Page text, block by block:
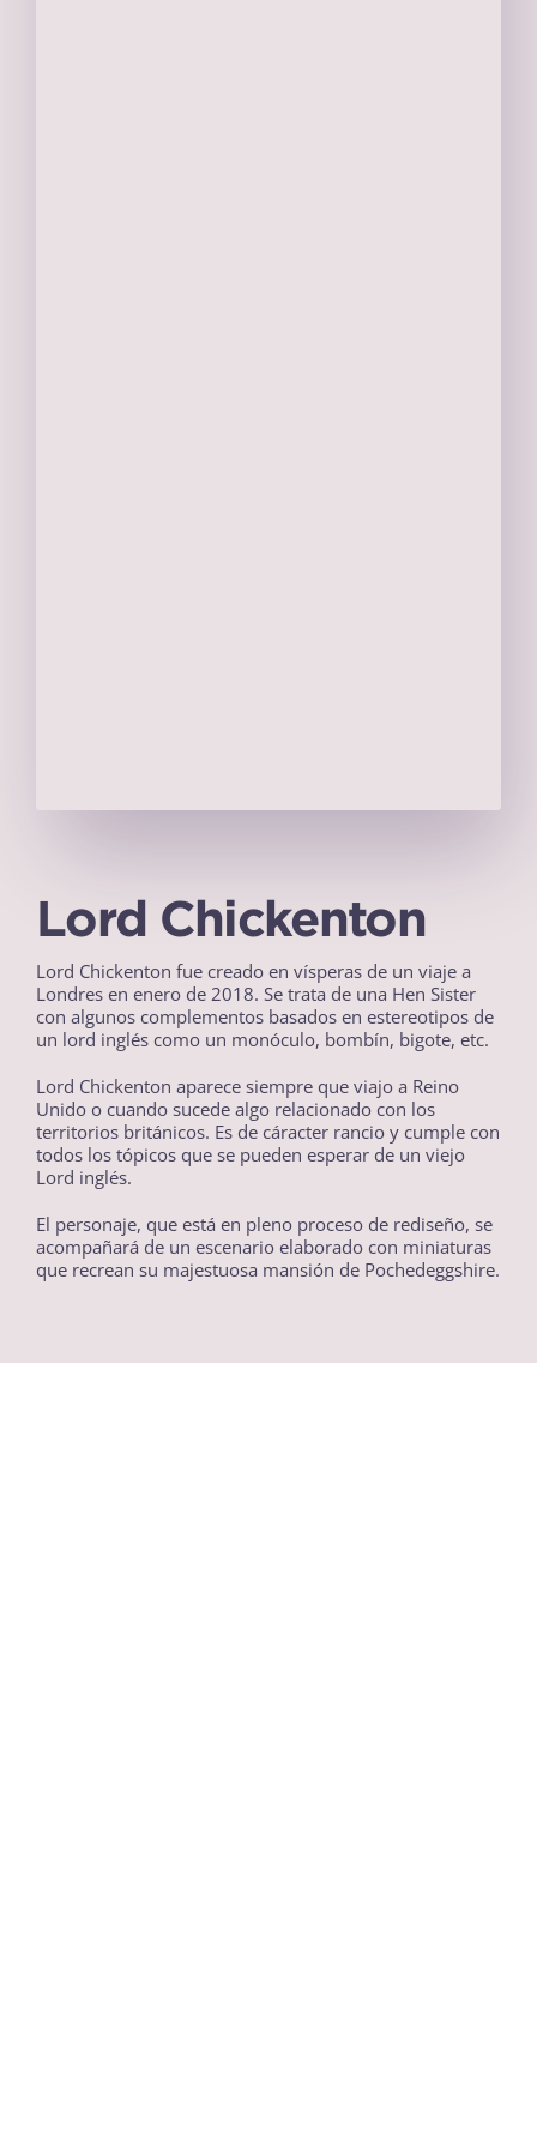
Lord Chickenton
Lord Chickenton fue creado en vísperas de un viaje a
Londres en enero de 2018. Se trata de una Hen Sister
con algunos complementos basados en estereotipos de
un lord inglés como un monóculo, bombín, bigote, etc.
Lord Chickenton aparece siempre que viajo a Reino
Unido o cuando sucede algo relacionado con los
territorios británicos. Es de cáracter rancio y cumple con
todos los tópicos que se pueden esperar de un viejo
Lord inglés.
El personaje, que está en pleno proceso de rediseño, se
acompañará de un escenario elaborado con miniaturas
que recrean su majestuosa mansión de Pochedeggshire.